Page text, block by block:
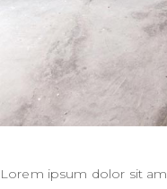
Lorem ipsum dolor sit